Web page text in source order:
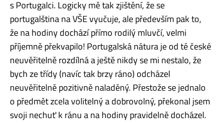
s Portugalci. Logicky mě tak zjištění, že se
portugalština na VŠE vyučuje, ale především pak to,
že na hodiny dochází přímo rodilý mluvčí, velmi
příjemně překvapilo! Portugalská nátura je od té české
neuvěřitelně rozdílná a ještě nikdy se mi nestalo, že
bych ze třídy (navíc tak brzy ráno) odcházel
neuvěřitelně pozitivně naladěný. Přestože se jednalo
o předmět zcela volitelný a dobrovolný, překonal jsem
svoji nechuť k ránu a na hodiny pravidelně docházel.